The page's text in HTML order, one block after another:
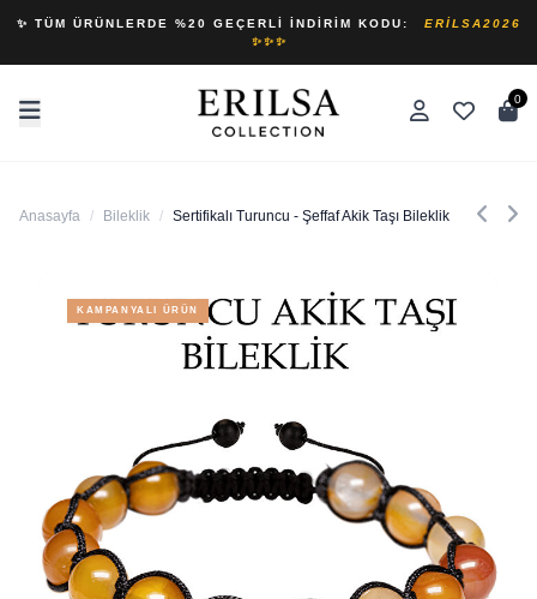
✨ TÜM ÜRÜNLERDE %20 GEÇERLI İNDIRIM KODU:
ERILSA2026
✨✨✨
0
Anasayfa / Bileklik / Sertifikalı Turuncu - Şeffaf Akik Taşı Bileklik
KAMPANYALI ÜRÜN